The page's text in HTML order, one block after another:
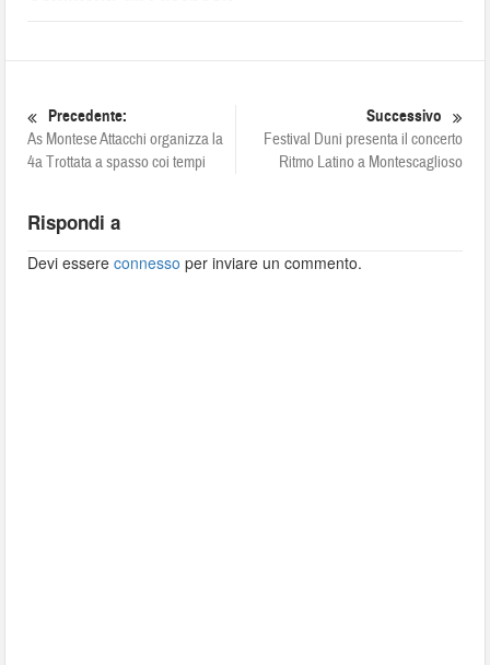
Precedente:
As Montese Attacchi organizza la
4a Trottata a spasso coi tempi
Successivo
Festival Duni presenta il concerto
Ritmo Latino a Montescaglioso
Rispondi a
Devi essereconnesso per inviare un commento.